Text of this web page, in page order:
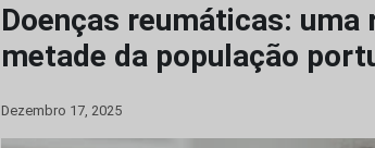
Doenças reumáticas:
metade da população
Dezembro 17, 2025